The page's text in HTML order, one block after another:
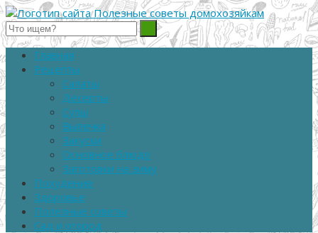
Полезные советы домохозяйкам
Главная
Рецепты
Салаты
Десерты
Супы
Выпечка
Закуски
Основное блюдо
Заготовки на зиму
Похудение
Здоровье
Полезные советы
Сад и огород